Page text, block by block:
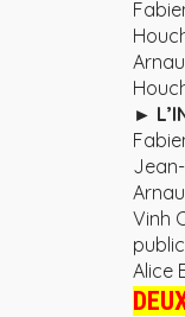
►
Vinh
Alice